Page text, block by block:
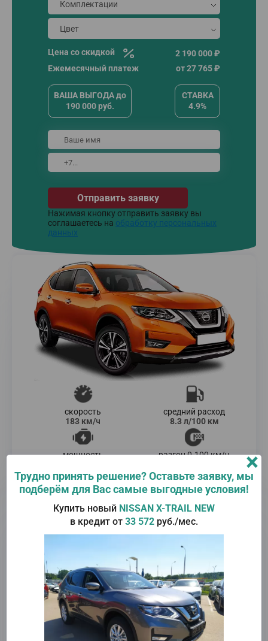
Цена со скидкой
2 190 000 ₽
Ежемесячный платеж
от27 765₽
ВАША ВЫГОДАдо
190 000руб.
СТАВКА
4.9%
Отправить заявку
Нажимая кнопку отправить заявку вы
соглашаетесь на обработку персональных
данных
скорость
183 км/ч
средний расход
8.3 л/100 км
мощность
разгон 0-100 км/ч
NISSAN Finance– это гибкая система кредитования,
которая дает возможность приобрести автомобили
NISSAN в кредит по самым выгодным условия с
дополнительной скидкой.
ставки по автокредиту от 4.9%, минимальные
ежемесячные платежи и снижение общей стоимости
владения авто.
Доступно
Программа является максимально доступной, так как
возможно получение кредита без первоначального
Удобно
Доступно предварительное рассмотрение онлайн. Вам не
Трудно принять решение? Оставьте заявку, мы
подберём для Вас самые выгодные условия!
Купить новый NISSAN X-TRAIL NEW
в кредит от 33 572 руб./мес.
×